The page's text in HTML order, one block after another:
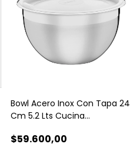
Bowl Acero Inox Con Tapa 24
Cm 5.2 Lts Cucina
$59.600,00